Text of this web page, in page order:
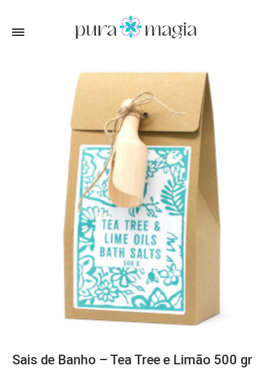
Sais de Banho – Tea Tree e Limão 500 gr